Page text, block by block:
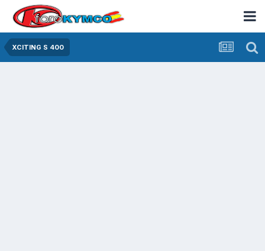
XCITING S 400